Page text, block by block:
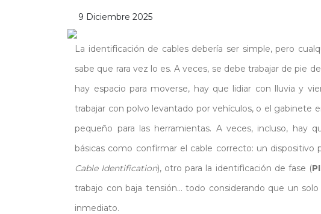
9 Diciembre 2025
La identificación de cables debería ser simple, pero
sabe que rara vez lo es. A veces, se debe trabajar de pie
hay espacio para moverse, hay que lidiar con lluvia y
trabajar con polvo levantado por vehículos, o el gabinete
pequeño para las herramientas. A veces, incluso, hay
básicas como confirmar el cable correcto: un dispositivo
Cable Identification), otro para la identificación de fase (PI
trabajo con baja tensión… todo considerando que un
inmediato.